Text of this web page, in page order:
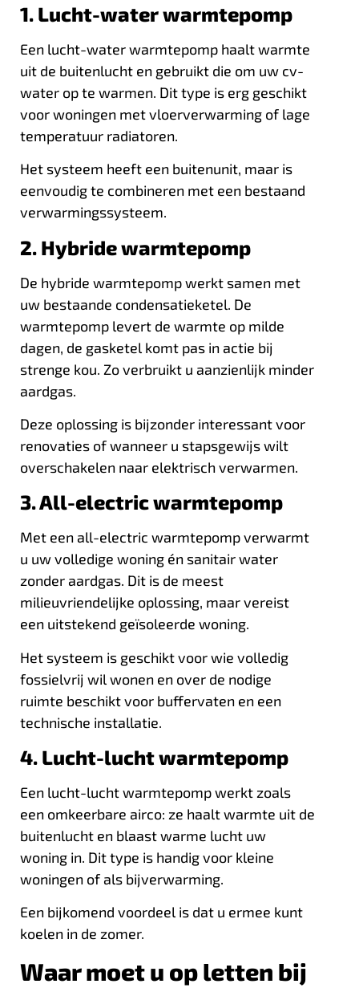
1. Lucht-water warmtepomp
Een lucht-water warmtepomp haalt warmte
uit de buitenlucht en gebruikt die om uw cv-
water op te warmen. Dit type is erg geschikt
voor woningen met vloerverwarming of lage
temperatuur radiatoren.
Het systeem heeft een buitenunit, maar is
eenvoudig te combineren met een bestaand
verwarmingssysteem.
2. Hybride warmtepomp
De hybride warmtepomp werkt samen met
uw bestaande condensatieketel. De
warmtepomp levert de warmte op milde
dagen, de gasketel komt pas in actie bij
strenge kou. Zo verbruikt u aanzienlijk minder
aardgas.
Deze oplossing is bijzonder interessant voor
renovaties of wanneer u stapsgewijs wilt
overschakelen naar elektrisch verwarmen.
3. All-electric warmtepomp
Met een all-electric warmtepomp verwarmt
u uw volledige woning én sanitair water
zonder aardgas. Dit is de meest
milieuvriendelijke oplossing, maar vereist
een uitstekend geïsoleerde woning.
Het systeem is geschikt voor wie volledig
fossielvrij wil wonen en over de nodige
ruimte beschikt voor buffervaten en een
technische installatie.
4. Lucht-lucht warmtepomp
Een lucht-lucht warmtepomp werkt zoals
een omkeerbare airco: ze haalt warmte uit de
buitenlucht en blaast warme lucht uw
woning in. Dit type is handig voor kleine
woningen of als bijverwarming.
Een bijkomend voordeel is dat u ermee kunt
koelen in de zomer.
Waar moet u op letten bij